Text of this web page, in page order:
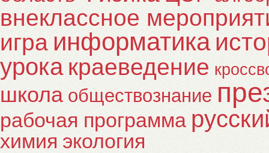
внеклассное
игра информатика
урока краеведение
школа обществознание
рабочая программа
химия экология